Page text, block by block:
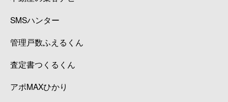
SMSハンター
管理戸数ふえるくん
査定書つくるくん
アポMAXひかり